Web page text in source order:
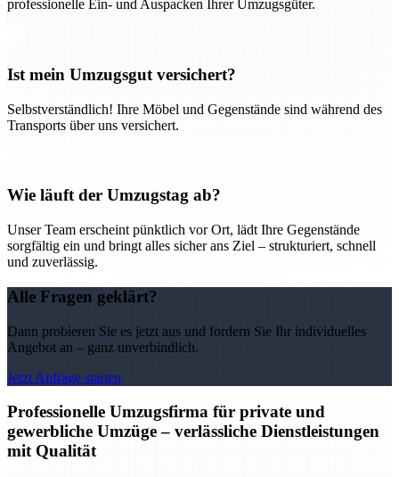
professionelle Ein- und Auspacken Ihrer Umzugsgüter.
Ist mein Umzugsgut versichert?
Selbstverständlich! Ihre Möbel und Gegenstände sind während des
Transports über uns versichert.
Wie läuft der Umzugstag ab?
Unser Team erscheint pünktlich vor Ort, lädt Ihre Gegenstände
sorgfältig ein und bringt alles sicher ans Ziel – strukturiert, schnell
und zuverlässig.
Alle Fragen geklärt?
Dann probieren Sie es jetzt aus und fordern Sie Ihr individuelles
Angebot an – ganz unverbindlich.
Jetzt Anfrage starten
Professionelle Umzugsfirma für private und
gewerbliche Umzüge – verlässliche Dienstleistungen
mit Qualität